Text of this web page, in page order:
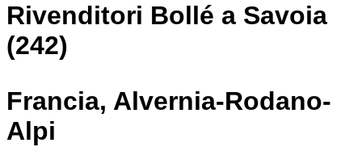
Rivenditori Bollé a Savoia
(242)
Francia, Alvernia-Rodano-
Alpi